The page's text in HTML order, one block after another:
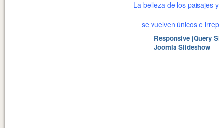
La belleza de los paisajes
se vuelven únicos e
Responsive jQuery
Joomla Slideshow